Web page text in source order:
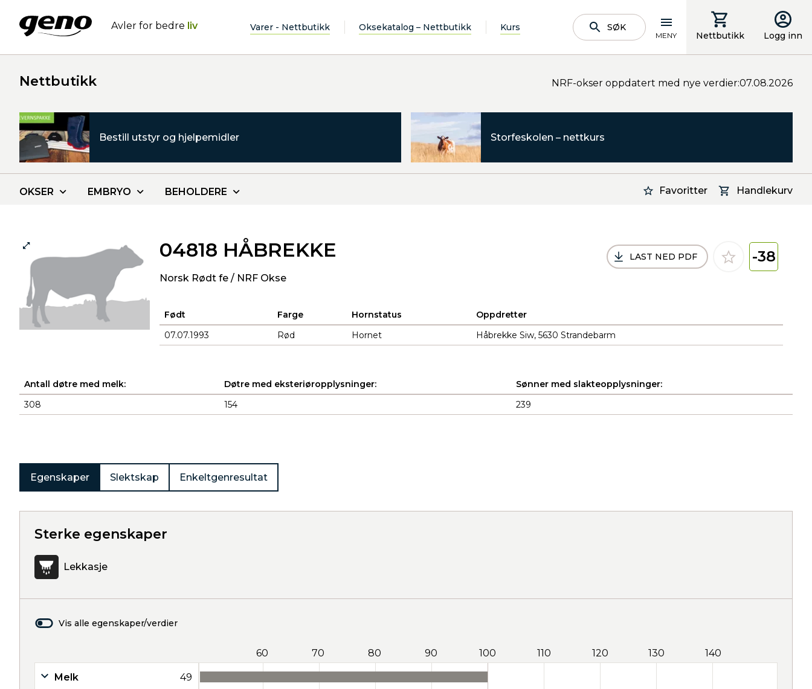
Avler for bedre liv Varer - Nettbutikk Oksekatalog – Nettbutikk Kurs SØK
MENY Nettbutikk Logg inn
Nettbutikk NRF-okser oppdatert med nye verdier:07.08.2026
Bestill utstyr og hjelpemidler Storfeskolen – nettkurs
Favoritter Handlekurv
OKSER EMBRYO BEHOLDERE
04818 HÅBREKKE
Norsk Rødt fe / NRF Okse
LAST NED PDF -38
Født Farge Hornstatus
Oppdretter
07.07.1993
Rød Hornet Håbrekke Siw, 5630 Strandebarm
Antall døtre med melk: Døtre med eksteriøropplysninger:
Sønner med slakteopplysninger:
308
154 239
Egenskaper Slektskap Enkeltgenresultat
Sterke egenskaper
Lekkasje
Vis alle egenskaper/verdier
60 70 80 90 100 110 120 130 140
Melk 49